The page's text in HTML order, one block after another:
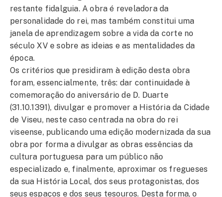
restante fidalguia. A obra é reveladora da
personalidade do rei, mas também constitui uma
janela de aprendizagem sobre a vida da corte no
século XV e sobre as ideias e as mentalidades da
época.
Os critérios que presidiram à edição desta obra
foram, essencialmente, três: dar continuidade à
comemoração do aniversário de D. Duarte
(31.10.1391), divulgar e promover a História da Cidade
de Viseu, neste caso centrada na obra do rei
viseense, publicando uma edição modernizada da sua
obra por forma a divulgar as obras essências da
cultura portuguesa para um público não
especializado e, finalmente, aproximar os fregueses
da sua História Local, dos seus protagonistas, dos
seus espaços e dos seus tesouros. Desta forma, o